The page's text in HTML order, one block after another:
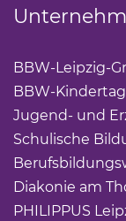
BBW-Leipzig-
BBW-
Jugend- und
Schulische
Diakonie am
PHILIPPUS